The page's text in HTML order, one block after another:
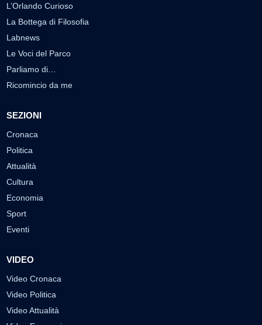
L’Orlando Curioso
La Bottega di Filosofia
Labnews
Le Voci del Parco
Parliamo di…
Ricomincio da me
SEZIONI
Cronaca
Politica
Attualità
Cultura
Economia
Sport
Eventi
VIDEO
Video Cronaca
Video Politica
Video Attualità